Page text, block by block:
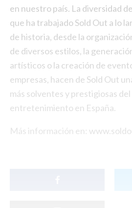
en nuestro país. La diversidad
que ha trabajado Sold Out a lo
de historia, desde la
de diversos estilos, la
artísticos o la creación de
empresas, hacen de Sold Out
más solventes y prestigiosas
entretenimiento en España.
Más información en: